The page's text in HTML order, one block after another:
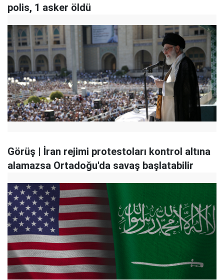
polis, 1 asker öldü
Görüş | İran rejimi protestoları kontrol altına
alamazsa Ortadoğu'da savaş başlatabilir